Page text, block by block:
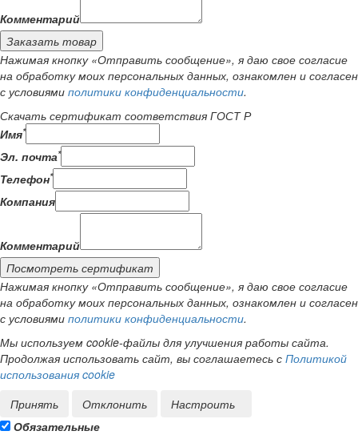
Комментарий
Заказать товар
Нажимая кнопку «Отправить сообщение», я даю свое согласие
на обработку моих персональных данных, ознакомлен и согласен
с условиями политики конфиденциальности.
Скачать сертификат соответствия ГОСТ Р
Имя*
Эл. почта*
Телефон*
Компания
Комментарий
Посмотреть сертификат
Нажимая кнопку «Отправить сообщение», я даю свое согласие
на обработку моих персональных данных, ознакомлен и согласен
с условиями политики конфиденциальности.
Мы используем cookie-файлы для улучшения работы сайта.
Продолжая использовать сайт, вы соглашаетесь с Политикой
использования cookie
Принять
Отклонить
Настроить
Обязательные